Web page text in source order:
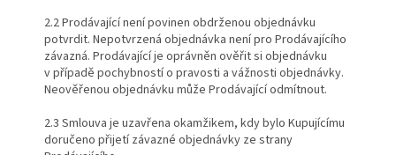
2.2 Prodávající není povinen obdrženou objednávku
potvrdit. Nepotvrzená objednávka není pro Prodávajícího
závazná. Prodávající je oprávněn ověřit si objednávku
v případě pochybností o pravosti a vážnosti objednávky.
Neověřenou objednávku může Prodávající odmítnout.
2.3 Smlouva je uzavřena okamžikem, kdy bylo Kupujícímu
doručeno přijetí závazné objednávky ze strany